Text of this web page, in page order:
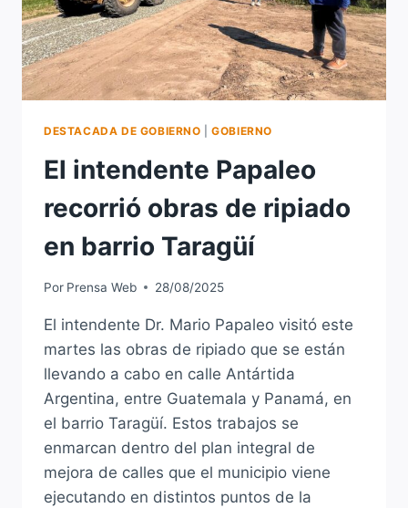
DESTACADA DE GOBIERNO |GOBIERNO
El intendente Papaleo
recorrió obras de ripiado
en barrio Taragüí
Por Prensa Web 28/08/2025
El intendente Dr. Mario Papaleo visitó este
martes las obras de ripiado que se están
llevando a cabo en calle Antártida
Argentina, entre Guatemala y Panamá, en
el barrio Taragüí. Estos trabajos se
enmarcan dentro del plan integral de
mejora de calles que el municipio viene
ejecutando en distintos puntos de la